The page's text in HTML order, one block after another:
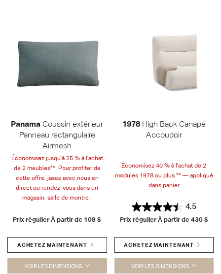
Panama Coussin extérieur
Panneau rectangulaire
Airmesh
Économisez jusqu'à 25 % à l'achat
de 2 meubles**. Pour profiter de
cette offre, jasez avec nous en
direct ou rendez-vous dans un
magasin. salle de montre .
Prix régulier À partir de 108 $
ACHETEZ MAINTENANT
VOIR LES DIMENSIONS
1978High Back Canapé
Accoudoir
Économisez 40 % à l'achat de 2
modules 1978 ou plus.** — appliqué
dans panier
4.5
Prix régulier À partir de 430 $
ACHETEZ MAINTENANT
VOIR LES DIMENSIONS